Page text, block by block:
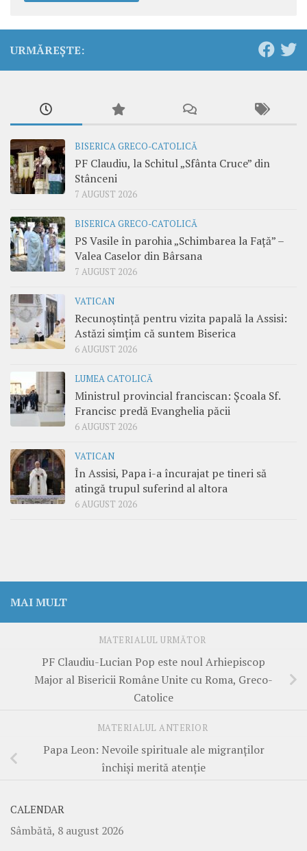
URMĂREȘTE:
BISERICA GRECO-CATOLICĂ
PF Claudiu, la Schitul „Sfânta Cruce” din
Stânceni
7 AUGUST 2026
BISERICA GRECO-CATOLICĂ
PS Vasile în parohia „Schimbarea la Față” –
Valea Caselor din Bârsana
7 AUGUST 2026
VATICAN
Recunoștință pentru vizita papală la Assisi:
Astăzi simțim că suntem Biserica
6 AUGUST 2026
LUMEA CATOLICĂ
Ministrul provincial franciscan: Școala Sf.
Francisc predă Evanghelia păcii
6 AUGUST 2026
VATICAN
În Assisi, Papa i-a încurajat pe tineri să
atingă trupul suferind al altora
6 AUGUST 2026
MAI MULT
MATERIALUL URMĂTOR
PF Claudiu-Lucian Pop este noul Arhiepiscop
Major al Bisericii Române Unite cu Roma, Greco-
Catolice
MATERIALUL ANTERIOR
Papa Leon: Nevoile spirituale ale migranților
închiși merită atenție
CALENDAR
Sâmbătă, 8 august 2026